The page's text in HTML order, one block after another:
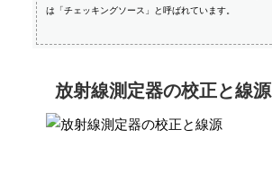
は「チェッキングソース」と呼ばれています。
放射線測定器の校正と線源